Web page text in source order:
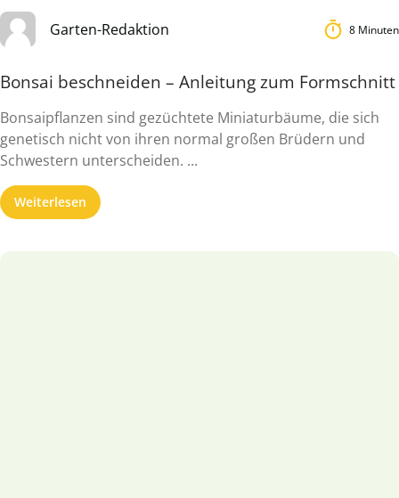
Garten-Redaktion 8 Minuten
Bonsai beschneiden – Anleitung zum Formschnitt
Bonsaipflanzen sind gezüchtete Miniaturbäume, die sich
genetisch nicht von ihren normal großen Brüdern und
Schwestern unterscheiden. ...
Weiterlesen